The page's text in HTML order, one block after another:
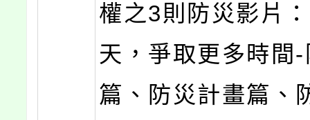
權之3則防災影片
天，爭取更多時間
篇、防災計畫篇、